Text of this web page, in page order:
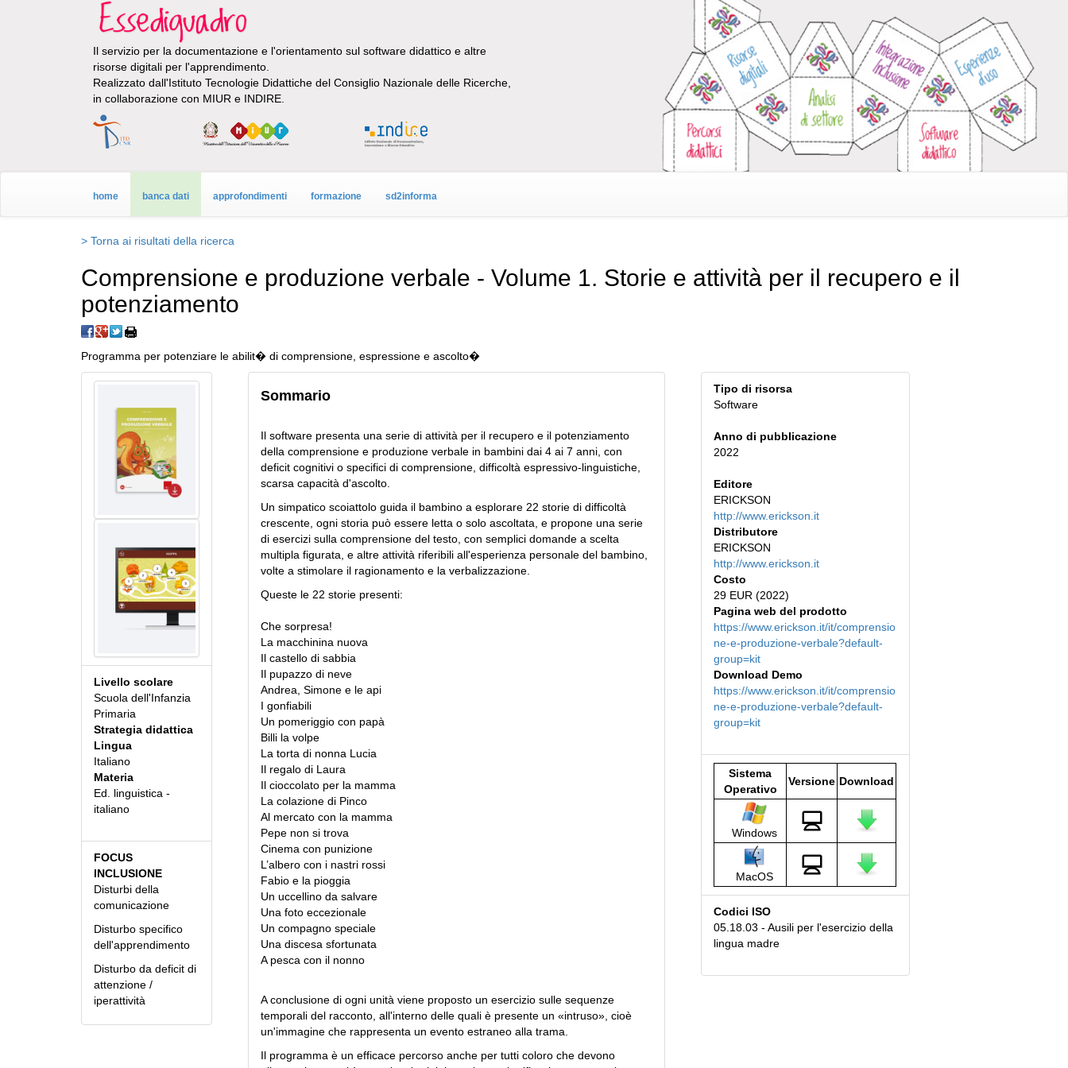
Il servizio per la documentazione e l'orientamento sul software didattico e altre
risorse digitali per l'apprendimento.
Realizzato dall'Istituto Tecnologie Didattiche del Consiglio Nazionale delle Ricerche,
in collaborazione con MIUR e INDIRE.
home banca dati approfondimenti formazione sd2informa
> Torna ai risultati della ricerca
Comprensione e produzione verbale - Volume 1. Storie e attività per il recupero e il
potenziamento
Programma per potenziare le abilit� di comprensione, espressione e ascolto�
Livello scolare
Scuola dell'Infanzia
Primaria
Strategia didattica
Lingua
Italiano
Materia
Ed. linguistica -
italiano
FOCUS
INCLUSIONE
Disturbi della
comunicazione
Disturbo specifico
dell'apprendimento
Disturbo da deficit di
attenzione /
iperattività
Sommario
Il software presenta una serie di attività per il recupero e il potenziamento
della comprensione e produzione verbale in bambini dai 4 ai 7 anni, con
deficit cognitivi o specifici di comprensione, difficoltà espressivo-linguistiche,
scarsa capacità d'ascolto.
Un simpatico scoiattolo guida il bambino a esplorare 22 storie di difficoltà
crescente, ogni storia può essere letta o solo ascoltata, e propone una serie
di esercizi sulla comprensione del testo, con semplici domande a scelta
multipla figurata, e altre attività riferibili all'esperienza personale del bambino,
volte a stimolare il ragionamento e la verbalizzazione.
Queste le 22 storie presenti:
Che sorpresa!
La macchinina nuova
Il castello di sabbia
Il pupazzo di neve
Andrea, Simone e le api
I gonfiabili
Un pomeriggio con papà
Billi la volpe
La torta di nonna Lucia
Il regalo di Laura
Il cioccolato per la mamma
La colazione di Pinco
Al mercato con la mamma
Pepe non si trova
Cinema con punizione
L’albero con i nastri rossi
Fabio e la pioggia
Un uccellino da salvare
Una foto eccezionale
Un compagno speciale
Una discesa sfortunata
A pesca con il nonno
A conclusione di ogni unità viene proposto un esercizio sulle sequenze
temporali del racconto, all'interno delle quali è presente un «intruso», cioè
un'immagine che rappresenta un evento estraneo alla trama.
Il programma è un efficace percorso anche per tutti coloro che devono
Tipo di risorsa
Software
Anno di pubblicazione
2022
Editore
ERICKSON
http://www.erickson.it
Distributore
ERICKSON
http://www.erickson.it
Costo
29 EUR (2022)
Pagina web del prodotto
https://www.erickson.it/it/comprensio
ne-e-produzione-verbale?default-
group=kit
Download Demo
https://www.erickson.it/it/comprensio
ne-e-produzione-verbale?default-
group=kit
Sistema
Operativo
Versione Download
Windows
MacOS
Codici ISO
05.18.03 - Ausili per l'esercizio della
lingua madre